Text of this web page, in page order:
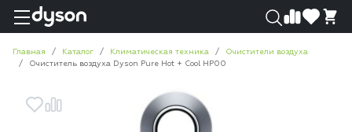
Главная Каталог Климатическая техника
Очистители воздуха
Очиститель воздуха Dyson Pure Hot + Cool HP00